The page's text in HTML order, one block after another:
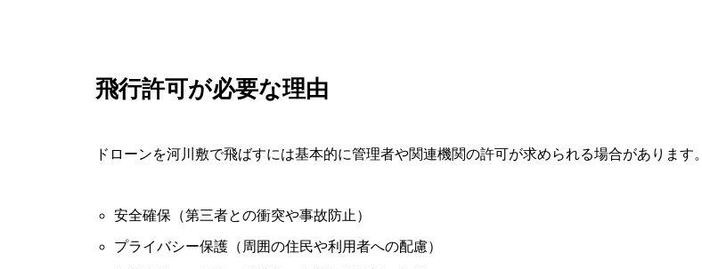
飛行許可が必要な理由
ドローンを河川敷で飛ばすには基本的に管理者や関連機関の許可が求められる場合があります。
安全確保（第三者との衝突や事故防止）
プライバシー保護（周囲の住民や利用者への配慮）